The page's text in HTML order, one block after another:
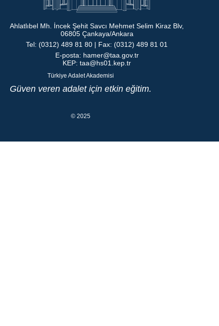
Ahlatlıbel Mh. İncek Şehit Savcı Mehmet Selim Kiraz Blv,
06805 Çankaya/Ankara
Tel: (0312) 489 81 80 | Fax: (0312) 489 81 01
E-posta: hamer@taa.gov.tr
KEP: taa@hs01.kep.tr
Türkiye Adalet Akademisi
Güven veren adalet için etkin eğitim.
© 2025